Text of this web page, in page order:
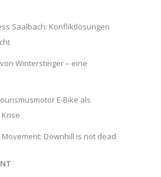
Saalbach: Konfliktlösungen
Wintersteiger – eine
E-Bike als
Downhill is not dead